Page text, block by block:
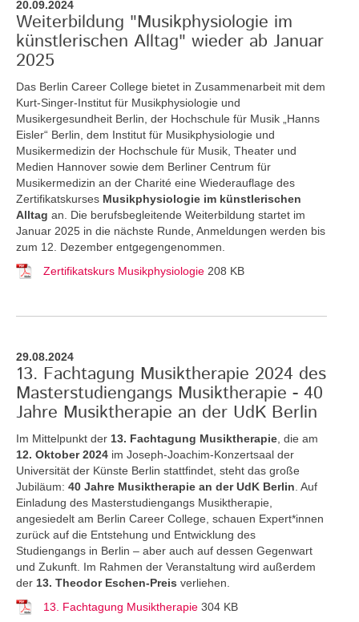
20.09.2024
Weiterbildung "Musikphysiologie im
künstlerischen Alltag" wieder ab Januar
2025
Das Berlin Career College bietet in Zusammenarbeit mit dem
Kurt-Singer-Institut für Musikphysiologie und
Musikergesundheit Berlin, der Hochschule für Musik „Hanns
Eisler“ Berlin, dem Institut für Musikphysiologie und
Musikermedizin der Hochschule für Musik, Theater und
Medien Hannover sowie dem Berliner Centrum für
Musikermedizin an der Charité eine Wiederauflage des
Zertifikatskurses Musikphysiologie im künstlerischen
Alltag an.
Die berufsbegleitende Weiterbildung startet im
Januar 2025 in die nächste Runde, Anmeldungen werden bis
zum 12. Dezember entgegengenommen.
Zertifikatskurs Musikphysiologie 208 KB
29.08.2024
13. Fachtagung Musiktherapie 2024 des
Masterstudiengangs Musiktherapie - 40
Jahre Musiktherapie an der UdK Berlin
Im Mittelpunkt der 13. Fachtagung Musiktherapie , die am
12. Oktober 2024 im Joseph-Joachim-Konzertsaal der
Universität der Künste Berlin stattfindet, steht das große
Jubiläum: 40 Jahre Musiktherapie an der UdK Berlin . Auf
Einladung des Masterstudiengangs Musiktherapie,
angesiedelt am Berlin Career College, schauen Expert*innen
zurück auf die Entstehung und Entwicklung des
Studiengangs in Berlin – aber auch auf dessen Gegenwart
und Zukunft. Im Rahmen der Veranstaltung wird außerdem
der 13. Theodor Eschen-Preis verliehen.
13. Fachtagung Musiktherapie 304 KB